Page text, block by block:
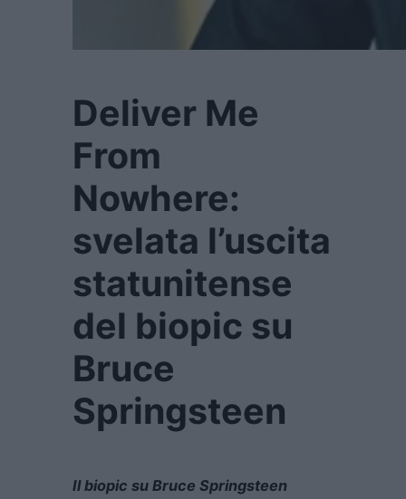
Deliver Me
From
Nowhere:
svelata l’uscita
statunitense
del biopic su
Bruce
Springsteen
Il biopic su Bruce Springsteen